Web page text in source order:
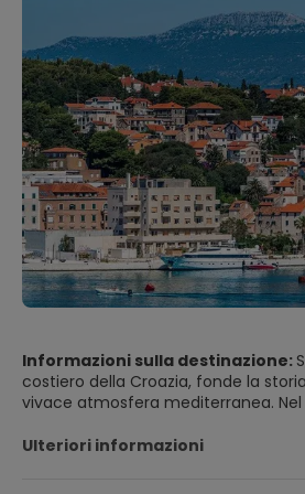
Informazioni sulla destinazione:
costiero della Croazia, fonde la
vivace atmosfera mediterranea.
che sembra più una città viva che
Ulteriori informazioni